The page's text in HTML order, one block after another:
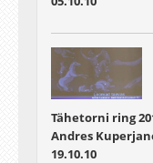
Tähetorni ring
Andres
19.10.10